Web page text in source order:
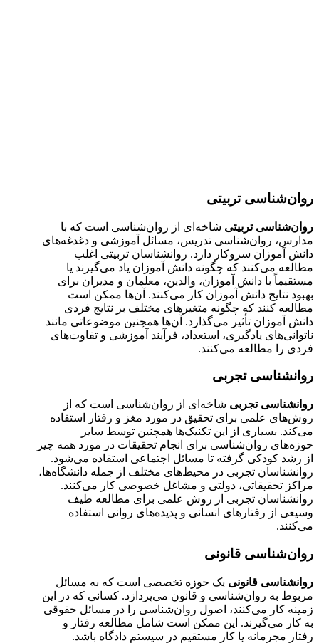
روان‌شناسی تربیتی
روان‌شناسی تربیتی شاخه‌ای از روان‌شناسی است که با
مدارس، روان‌شناسی تدریس، مسائل آموزشی و دغدغه‌های
دانش آموزان سروکار دارد. روانشناسان تربیتی اغلب
مطالعه می‌کنند که چگونه دانش آموزان یاد می‌گیرند یا
مستقیماً با دانش آموزان، والدین، معلمان و مدیران برای
بهبود نتایج دانش آموزان کار می‌کنند. آن‌ها ممکن است
مطالعه کنند که چگونه متغیرهای مختلف بر نتایج فردی
دانش آموزان تأثیر می‌گذارد. آن‌ها همچنین موضوعاتی مانند
ناتوانی‌های یادگیری، استعداد، فرآیند آموزشی و تفاوت‌های
فردی را مطالعه می‌کنند.
روانشناسی تجربی
روانشناسی تجربی شاخه‌ای از روان‌شناسی است که از
روش‌های علمی برای تحقیق در مورد مغز و رفتار استفاده
می‌کند. بسیاری از این تکنیک‌ها همچنین توسط سایر
حوزه‌های روان‌شناسی برای انجام تحقیقات در مورد همه چیز
از رشد کودکی گرفته تا مسائل اجتماعی استفاده می‌شود.
روانشناسان تجربی در محیط‌های مختلف از جمله دانشگاه‌ها،
مراکز تحقیقاتی، دولتی و مشاغل خصوصی کار می‌کنند.
روانشناسان تجربی از روش علمی برای مطالعه طیف
وسیعی از رفتارهای انسانی و پدیده‌های روانی استفاده
می‌کنند.
روان‌شناسی قانونی
روانشناسی قانونی یک حوزه تخصصی است که به مسائل
مربوط به روان‌شناسی و قانون می‌پردازد. کسانی که در این
زمینه کار می‌کنند، اصول روان‌شناسی را در مسائل حقوقی
به کار می‌گیرند. این ممکن است شامل مطالعه رفتار و
رفتار مجرمانه یا کار مستقیم در سیستم دادگاه باشد.